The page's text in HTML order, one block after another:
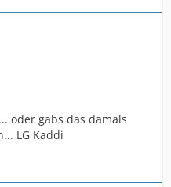
oder gabs das damals
LG Kaddi